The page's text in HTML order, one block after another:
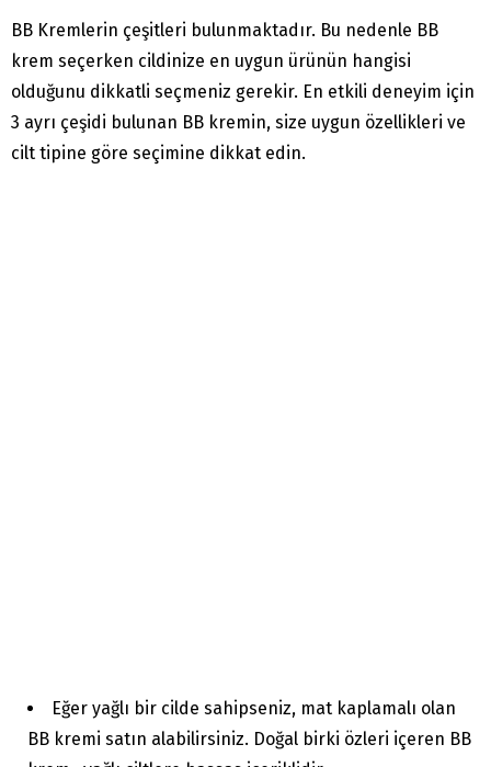
BB Kremlerin çeşitleri bulunmaktadır. Bu nedenle BB
krem seçerken cildinize en uygun ürünün hangisi
olduğunu dikkatli seçmeniz gerekir. En etkili deneyim için
3 ayrı çeşidi bulunan BB kremin, size uygun özellikleri ve
cilt tipine göre seçimine dikkat edin.
Eğer yağlı bir cilde sahipseniz, mat kaplamalı olan
BB kremi satın alabilirsiniz. Doğal birki özleri içeren BB